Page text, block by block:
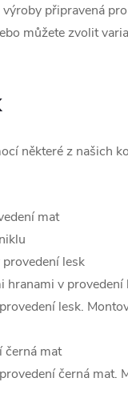
připravená
můžete zvolit
některé z našich
mat
lesk
hranami v provedení
lesk.
černá mat
černá mat.